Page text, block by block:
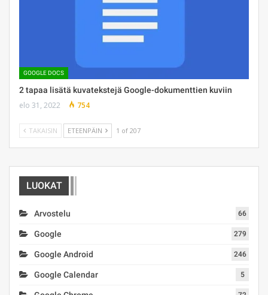
GOOGLE DOCS
2 tapaa lisätä kuvatekstejä Google-dokumenttien kuviin
elo 31, 2022 754
TAKAISIN ETEENPÄIN 1 of 207
LUOKAT
Arvostelu 66
Google 279
Google Android 246
Google Calendar 5